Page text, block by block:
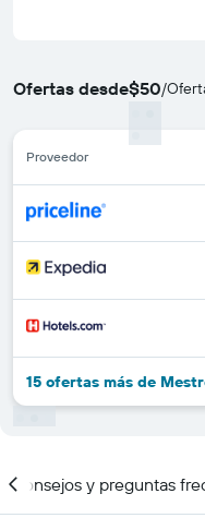
Ofertas desde$50/
Proveedor
Consejos y preguntas